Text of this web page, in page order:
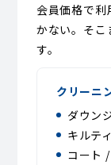
会員価格で利
かない。そこ
す。
クリーニ
ダウン
キルテ
コート